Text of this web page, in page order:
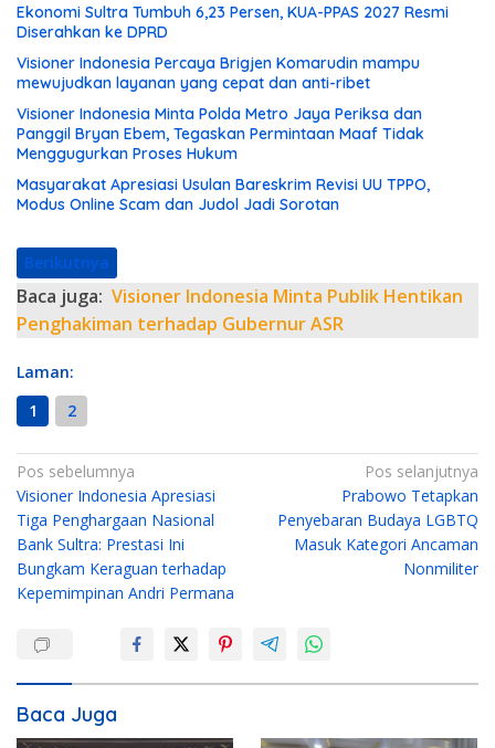
Ekonomi Sultra Tumbuh 6,23 Persen, KUA-PPAS 2027 Resmi
Diserahkan ke DPRD
Visioner Indonesia Percaya Brigjen Komarudin mampu
mewujudkan layanan yang cepat dan anti-ribet
Visioner Indonesia Minta Polda Metro Jaya Periksa dan
Panggil Bryan Ebem, Tegaskan Permintaan Maaf Tidak
Menggugurkan Proses Hukum
Masyarakat Apresiasi Usulan Bareskrim Revisi UU TPPO,
Modus Online Scam dan Judol Jadi Sorotan
Berikutnya
Baca juga: Visioner Indonesia Minta Publik Hentikan
Penghakiman terhadap Gubernur ASR
Laman:
1
2
N
a
v
i
g
i
p
Pos sebelumnya
Visioner Indonesia Apresiasi
Tiga Penghargaan Nasional
Bank Sultra: Prestasi Ini
Bungkam Keraguan terhadap
Kepemimpinan Andri Permana
Pos selanjutnya
Prabowo Tetapkan
Penyebaran Budaya LGBTQ
Masuk Kategori Ancaman
Nonmiliter
Baca Juga